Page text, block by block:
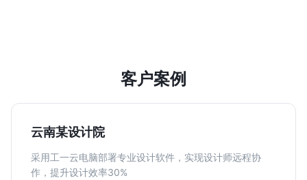
客户案例
云南某设计院
采用工一云电脑部署专业设计软件，实现设计师远程协
作，提升设计效率30%